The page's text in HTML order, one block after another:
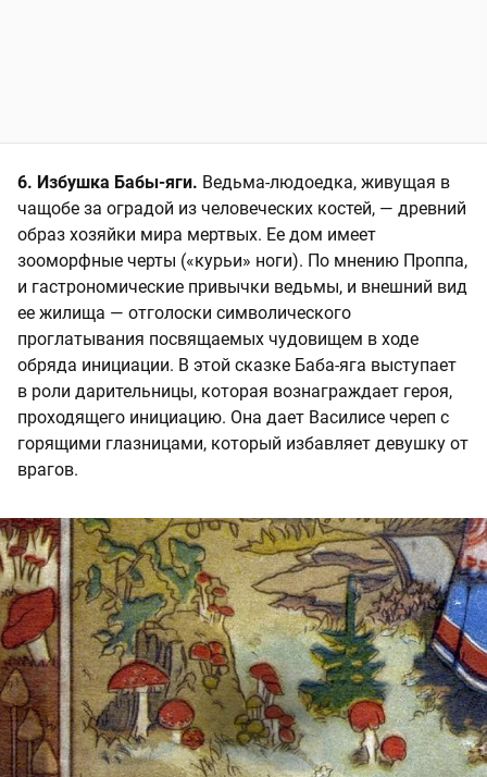
6. Избушка Бабы-яги. Ведьма-людоедка, живущая в
чащобе за оградой из человеческих костей, — древний
образ хозяйки мира мертвых. Ее дом имеет
зооморфные черты («курьи» ноги). По мнению Проппа,
и гастрономические привычки ведьмы, и внешний вид
ее жилища — отголоски символического
проглатывания посвящаемых чудовищем в ходе
обряда инициации. В этой сказке Баба-яга выступает
в роли дарительницы, которая вознаграждает героя,
проходящего инициацию. Она дает Василисе череп с
горящими глазницами, который избавляет девушку от
врагов.